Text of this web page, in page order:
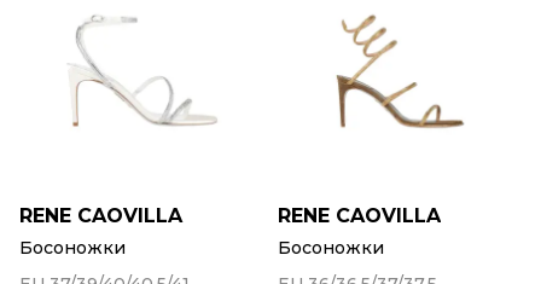
RENE CAOVILLA
Босоножки
RENE CAOVILLA
Босоножки